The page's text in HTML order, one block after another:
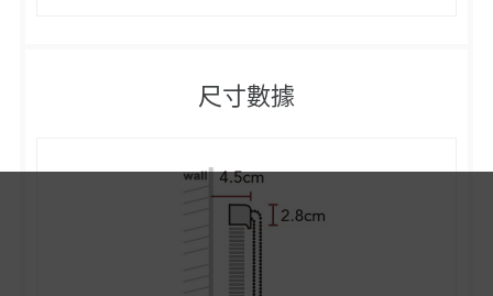
尺寸數據